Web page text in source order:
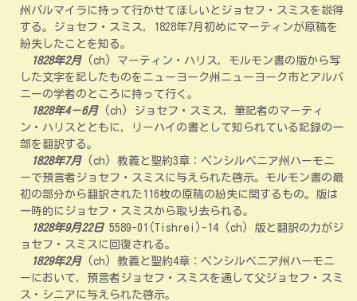
州パルマイラに持って行かせてほしいとジョセフ・スミスを説得
する。ジョセフ・スミス，1828年7月初めにマーティンが原稿を
紛失したことを知る。
1828年2月 (ch) マーティン・ハリス，モルモン書の版から写
した文字を記したものをニューヨーク州ニューヨーク市とアルバ
ニーの学者のところに持って行く。
1828年4－6月 (ch) ジョセフ・スミス，筆記者のマーティ
ン・ハリスとともに，リーハイの書として知られている記録の一
部を翻訳する。
1828年7月 (ch) 教義と聖約3章：ペンシルベニア州ハーモニ
ーで預言者ジョセフ・スミスに与えられた啓示。モルモン書の最
初の部分から翻訳された116枚の原稿の紛失に関するもの。版は
一時的にジョセフ・スミスから取り去られる。
1828年9月22日 5589-01(Tishrei)-14 (ch) 版と翻訳の力がジ
ョセフ・スミスに回復される。
1829年2月 (ch) 教義と聖約4章：ペンシルベニア州ハーモニ
ーにおいて，預言者ジョセフ・スミスを通して父ジョセフ・スミ
ス・シニアに与えられた啓示。